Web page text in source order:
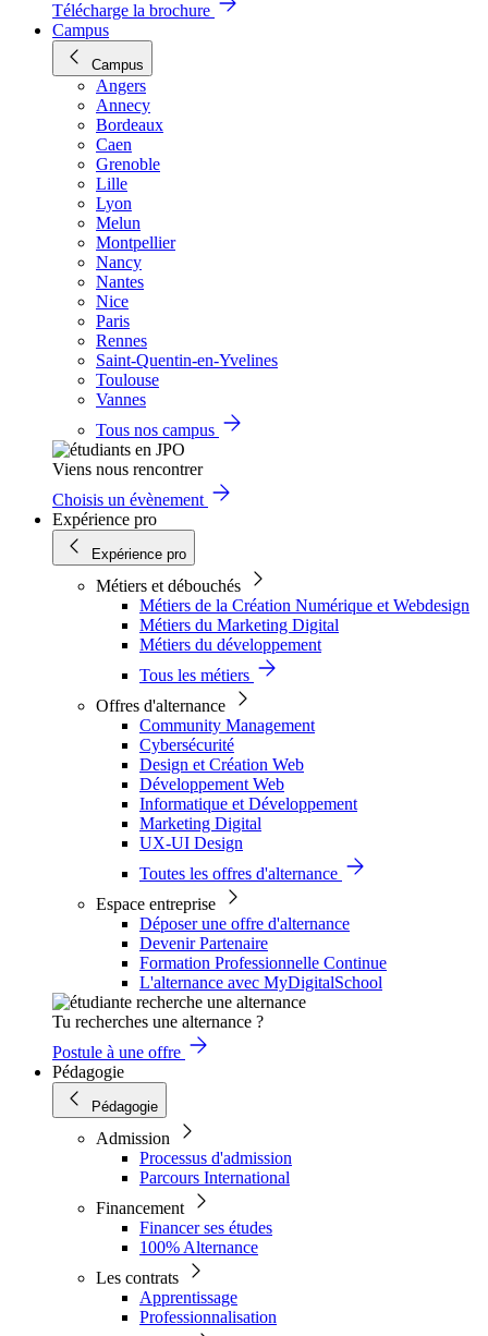
Télécharge la brochure
Campus
Campus
Angers
Annecy
Bordeaux
Caen
Grenoble
Lille
Lyon
Melun
Montpellier
Nancy
Nantes
Nice
Paris
Rennes
Saint-Quentin-en-Yvelines
Toulouse
Vannes
Tous nos campus
Viens nous rencontrer
Choisis un évènement
Expérience pro
Expérience pro
Métiers et débouchés
Métiers de la Création Numérique et Webdesign
Métiers du Marketing Digital
Métiers du développement
Tous les métiers
Offres d'alternance
Community Management
Cybersécurité
Design et Création Web
Développement Web
Informatique et Développement
Marketing Digital
UX-UI Design
Toutes les offres d'alternance
Espace entreprise
Déposer une offre d'alternance
Devenir Partenaire
Formation Professionnelle Continue
L'alternance avec MyDigitalSchool
Tu recherches une alternance ?
Postule à une offre
Pédagogie
Pédagogie
Admission
Processus d'admission
Parcours International
Financement
Financer ses études
100% Alternance
Les contrats
Apprentissage
Professionnalisation